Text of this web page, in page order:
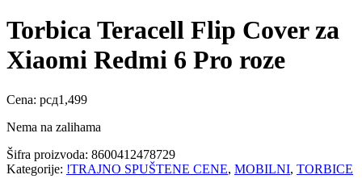
Torbica Teracell Flip Cover za
Xiaomi Redmi 6 Pro roze
Cena: рсд1,499
Nema na zalihama
Šifra proizvoda: 8600412478729
Kategorije: !TRAJNO SPUŠTENE CENE, MOBILNI, TORBICE